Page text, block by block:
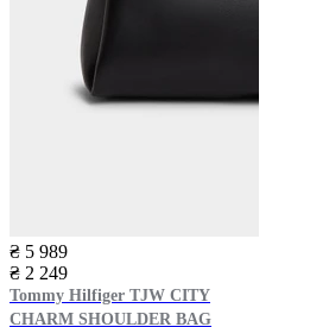
₴ 5 989
₴ 2 249
Tommy Hilfiger TJW CITY
CHARM SHOULDER BAG